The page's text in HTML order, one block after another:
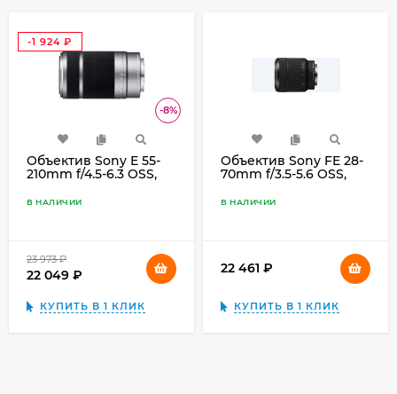
-8%
-1 924
₽
Объектив Sony E 55-
210mm f/4.5-6.3 OSS,
В НАЛИЧИИ
23 973
22 049
КУПИТЬ В 1 КЛИК
Объектив Sony FE 28-
70mm f/3.5-5.6 OSS,
В НАЛИЧИИ
22 461
КУПИТЬ В 1 КЛИК